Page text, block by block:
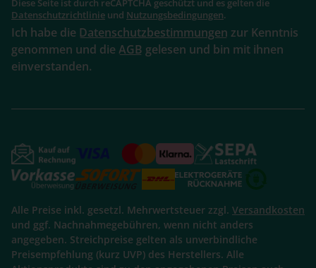
Diese Seite ist durch reCAPTCHA geschützt und es gelten die
Datenschutzrichtlinie und Nutzungsbedingungen.
Ich habe die Datenschutzbestimmungen zur Kenntnis
genommen und die AGB gelesen und bin mit ihnen
einverstanden.
Alle Preise inkl. gesetzl. Mehrwertsteuer zzgl. Versandkosten
und ggf. Nachnahmegebühren, wenn nicht anders
angegeben. Streichpreise gelten als unverbindliche
Preisempfehlung (kurz UVP) des Herstellers. Alle